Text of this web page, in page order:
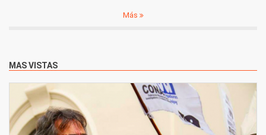
Más
MAS VISTAS